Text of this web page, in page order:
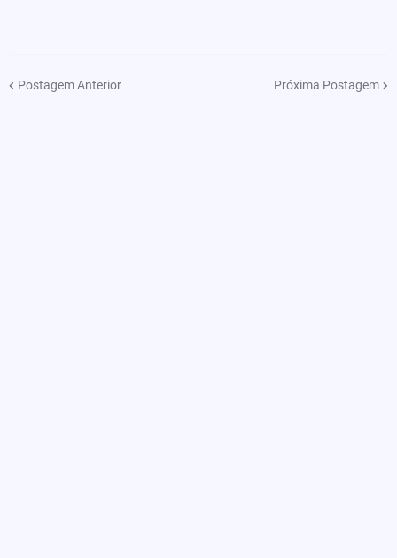
Postagem Anterior Próxima Postagem